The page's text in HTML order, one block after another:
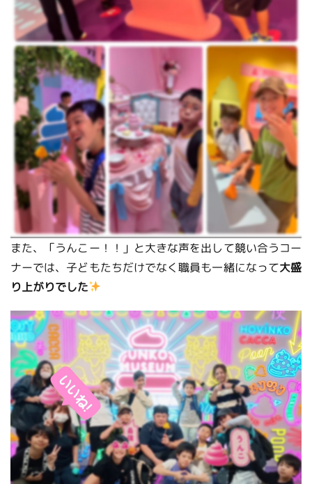
また、「うんこー！！」と大きな声を出して競い合うコー
ナーでは、子どもたちだけでなく職員も一緒になって大盛
り上がりでした